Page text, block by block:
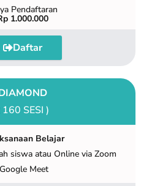
Pendaftaran
1.000.000
Daftar
160 SESI )
Belajar
siswa atau Online via Zoom
Meet